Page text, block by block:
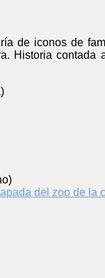
de iconos de
Historia contada
del zoo de la